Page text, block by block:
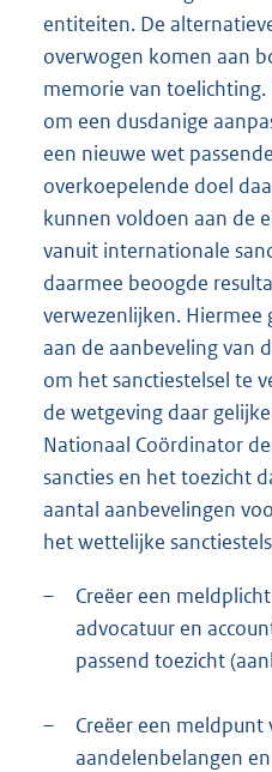
entiteiten. De
overwogen komen aan
memorie van
om een dusdanige
een nieuwe wet
overkoepelende doel
kunnen voldoen aan de
vanuit internationale
daarmee beoogde
verwezenlijken.
aan de aanbeveling van
om het sanctiestelsel te
de wetgeving daar
Nationaal Coördinator
sancties en het toezicht
aantal aanbevelingen
het wettelijke
–
Creëer een
advocatuur en
passend toezicht
–
Creëer een meldpunt
aandelenbelangen en